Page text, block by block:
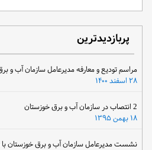
پربازدیدترین
مراسم تودیع و معارفه مدیرعامل سازمان آب و برق
نشست مدیرعامل سازمان آب و برق خوزستان با